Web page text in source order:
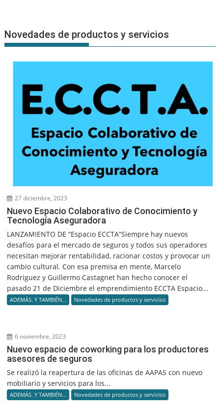
Novedades de productos y servicios
27 diciembre, 2023
Nuevo Espacio Colaborativo de Conocimiento y
Tecnología Aseguradora
LANZAMIENTO DE “Espacio ECCTA”Siempre hay nuevos
desafíos para el mercado de seguros y todos sus operadores
necesitan mejorar rentabilidad, racionar costos y provocar un
cambio cultural. Con esa premisa en mente, Marcelo
Rodriguez y Guillermo Castagnet han hecho conocer el
pasado 21 de Diciembre el emprendimiento ECCTA Espacio...
ADEMÁS. Y TAMBIÉN... Novedades de productos y servicios
6 noviembre, 2023
Nuevo espacio de coworking para los productores
asesores de seguros
Se realizó la reapertura de las oficinas de AAPAS con nuevo
mobiliario y servicios para los...
ADEMÁS. Y TAMBIÉN... Novedades de productos y servicios